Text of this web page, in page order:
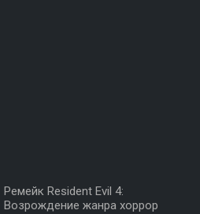
Ремейк Resident Evil 4:
Возрождение жанра хоррор